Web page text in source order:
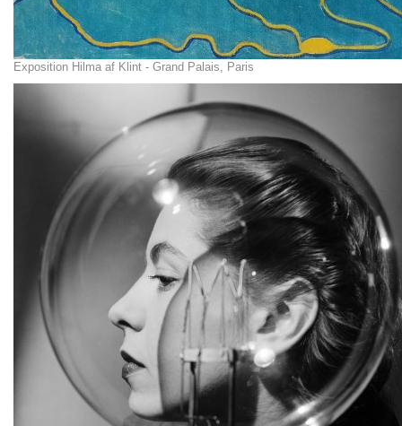
Exposition Hilma af Klint - Grand Palais, Paris